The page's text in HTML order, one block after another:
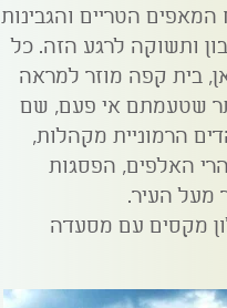
הטריים והגבינות
ותשוקה לרגע הזה. כל
בית קפה מוזר למראה
שטעמתם אי פעם, שם
הרמוניית מקהלות,
האלפים, הפסגות
מעל העיר.
מקסים עם מסעדה